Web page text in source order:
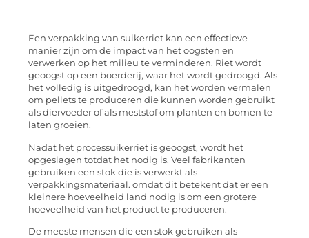
Een verpakking van suikerriet kan een effectieve
manier zijn om de impact van het oogsten en
verwerken op het milieu te verminderen. Riet wordt
geoogst op een boerderij, waar het wordt gedroogd. Als
het volledig is uitgedroogd, kan het worden vermalen
om pellets te produceren die kunnen worden gebruikt
als diervoeder of als meststof om planten en bomen te
laten groeien.
Nadat het processuikerriet is geoogst, wordt het
opgeslagen totdat het nodig is. Veel fabrikanten
gebruiken een stok die is verwerkt als
verpakkingsmateriaal. omdat dit betekent dat er een
kleinere hoeveelheid land nodig is om een ​​grotere
hoeveelheid van het product te produceren.
De meeste mensen die een stok gebruiken als